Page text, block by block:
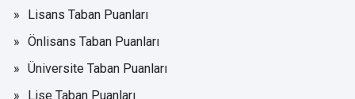
Lisans Taban Puanları
Önlisans Taban Puanları
Üniversite Taban Puanları
Lise Taban Puanları